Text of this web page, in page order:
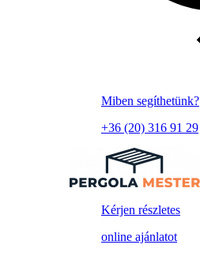
Miben segíthetünk?
+36 (20) 316 91 29
Kérjen részletes
online ajánlatot